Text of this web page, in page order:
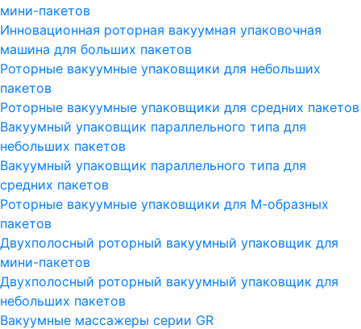
мини-пакетов
Инновационная роторная вакуумная упаковочная
машина для больших пакетов
Роторные вакуумные упаковщики для небольших
пакетов
Роторные вакуумные упаковщики для средних пакетов
Вакуумный упаковщик параллельного типа для
небольших пакетов
Вакуумный упаковщик параллельного типа для
средних пакетов
Роторные вакуумные упаковщики для М-образных
пакетов
Двухполосный роторный вакуумный упаковщик для
мини-пакетов
Двухполосный роторный вакуумный упаковщик для
небольших пакетов
Вакуумные массажеры серии GR